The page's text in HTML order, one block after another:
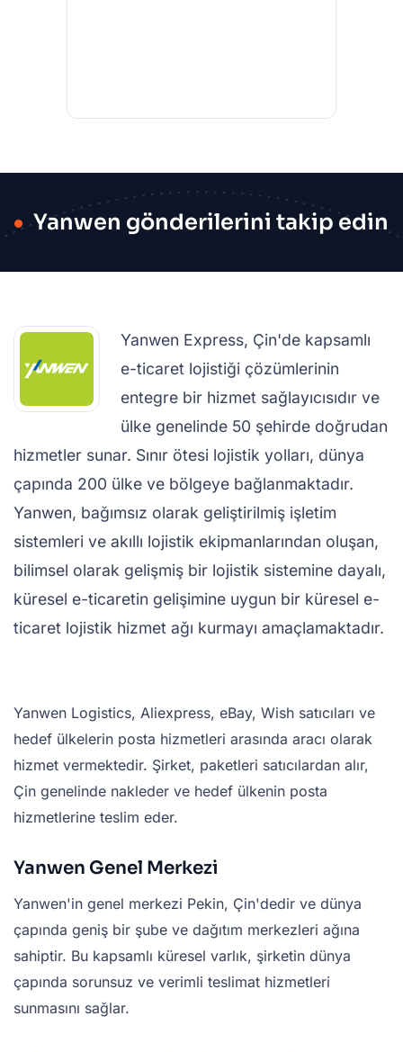
Yanwen gönderilerini takip edin
Yanwen Express, Çin'de kapsamlı
e-ticaret lojistiği çözümlerinin
entegre bir hizmet sağlayıcısıdır ve
ülke genelinde 50 şehirde doğrudan
hizmetler sunar. Sınır ötesi lojistik yolları, dünya
çapında 200 ülke ve bölgeye bağlanmaktadır.
Yanwen, bağımsız olarak geliştirilmiş işletim
sistemleri ve akıllı lojistik ekipmanlarından oluşan,
bilimsel olarak gelişmiş bir lojistik sistemine dayalı,
küresel e-ticaretin gelişimine uygun bir küresel e-
ticaret lojistik hizmet ağı kurmayı amaçlamaktadır.
Yanwen Logistics, Aliexpress, eBay, Wish satıcıları ve
hedef ülkelerin posta hizmetleri arasında aracı olarak
hizmet vermektedir. Şirket, paketleri satıcılardan alır,
Çin genelinde nakleder ve hedef ülkenin posta
hizmetlerine teslim eder.
Yanwen Genel Merkezi
Yanwen'in genel merkezi Pekin, Çin'dedir ve dünya
çapında geniş bir şube ve dağıtım merkezleri ağına
sahiptir. Bu kapsamlı küresel varlık, şirketin dünya
çapında sorunsuz ve verimli teslimat hizmetleri
sunmasını sağlar.